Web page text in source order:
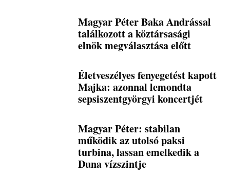
Magyar Péter Baka Andrással
találkozott a köztársasági
elnök megválasztása előtt
Életveszélyes fenyegetést kapott
Majka: azonnal lemondta
sepsiszentgyörgyi koncertjét
Magyar Péter: stabilan
működik az utolsó paksi
turbina, lassan emelkedik a
Duna vízszintje